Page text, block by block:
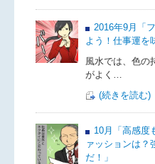
2016年9月「
よう！仕事運を
風水では、色の
がよく…
(続きを読む)
10月「高感度
ァッションは？
だ！」